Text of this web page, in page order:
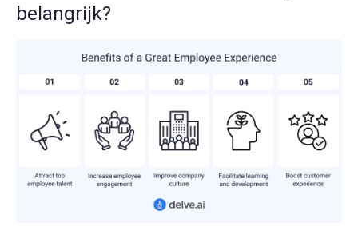
belangrijk?